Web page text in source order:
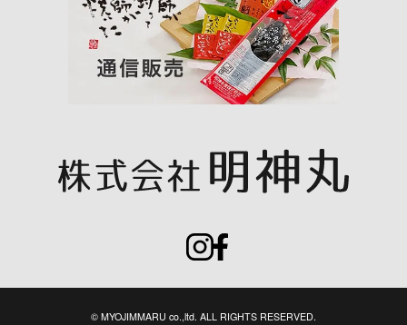
© MYOJIMMARU co.,ltd. ALL RIGHTS RESERVED.